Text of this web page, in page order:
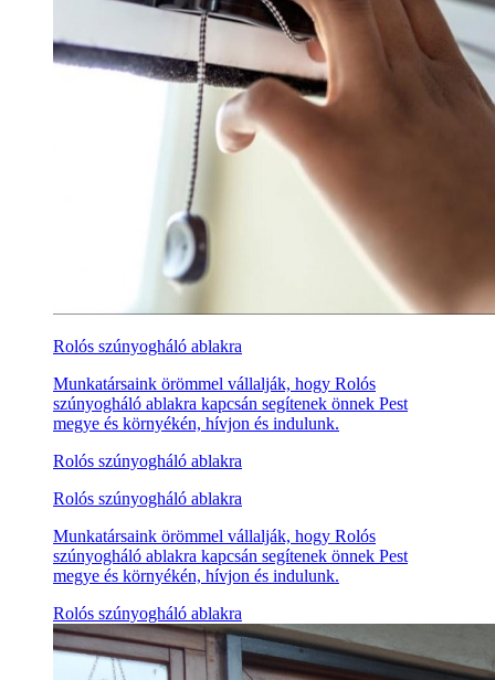
Rolós szúnyogháló ablakra
Munkatársaink örömmel vállalják, hogy Rolós
szúnyogháló ablakra kapcsán segítenek önnek Pest
megye és környékén, hívjon és indulunk.
Rolós szúnyogháló ablakra
Rolós szúnyogháló ablakra
Munkatársaink örömmel vállalják, hogy Rolós
szúnyogháló ablakra kapcsán segítenek önnek Pest
megye és környékén, hívjon és indulunk.
Rolós szúnyogháló ablakra